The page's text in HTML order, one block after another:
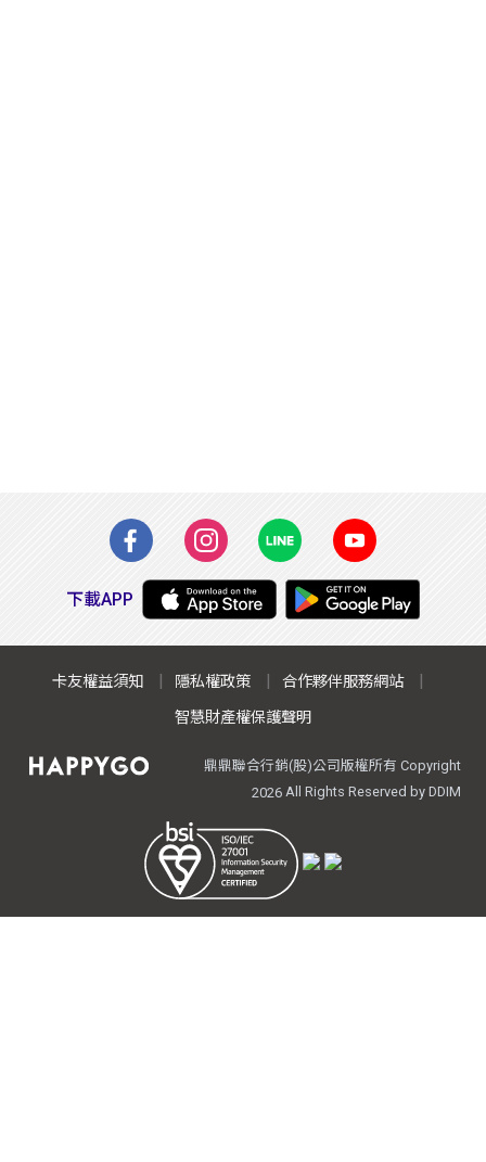
下載APP
卡友權益須知 隱私權政策
合作夥伴服務網站
智慧財產權保護聲明
鼎鼎聯合行銷(股)公司版權所有 Copyright
2026All Rights Reserved by DDIM